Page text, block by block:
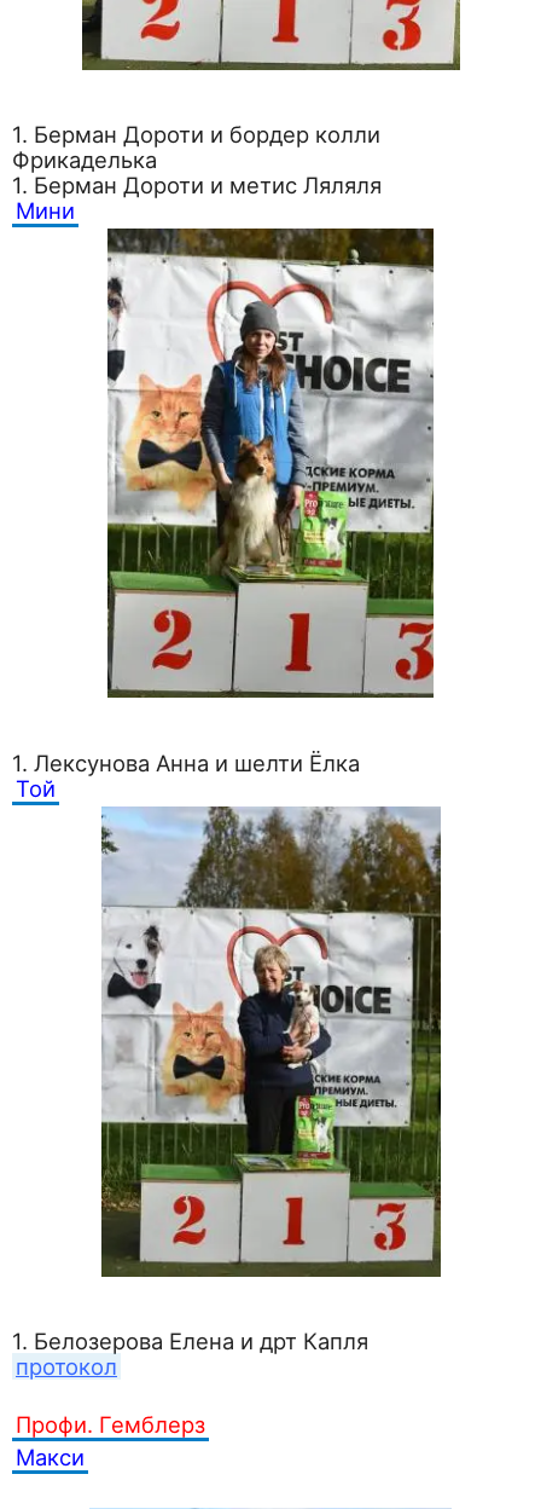
1. Берман Дороти и бордер колли
Фрикаделька
1. Берман Дороти и метис Ляляля
Мини
1. Лексунова Анна и шелти Ёлка
Той
1. Белозерова Елена и дрт Капля
протокол
Профи. Гемблерз
Макси